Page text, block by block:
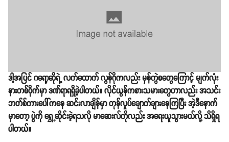
ဒါ့အပြင် ဂရော့ဆိုရဲ့ လက်ထောက် လွန်ဂိုကလည်း မှန်ကွဲစတွေကြောင့် မျက်လုံး
နားတစ်ဝိုက်မှာ ဒဏ်ရာရရှိခဲ့ပါတယ်။ လိုင်ယွန်ကစားသမားတွေဟာလည်း အသင်း
ဘတ်စ်ကားပေါ်ကနေ ဆင်းလာချိန်မှာ တုန်လှုပ်ချောက်ချားနေကြပြီး အဲ့ဒီနောက်
မှာတော့ ပွဲကို ရွှေ့ဆိုင်းခဲ့ရသလို မာဆေးလ်ကိုလည်း အရေးယူသွားမယ်လို့ သိရှိရ
ပါတယ်။